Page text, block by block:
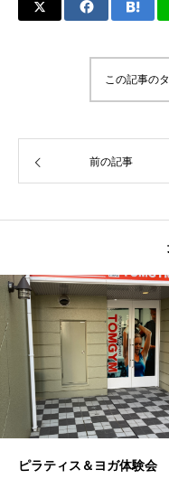
この記事の
前の記事
ピラティス＆ヨガ体験会